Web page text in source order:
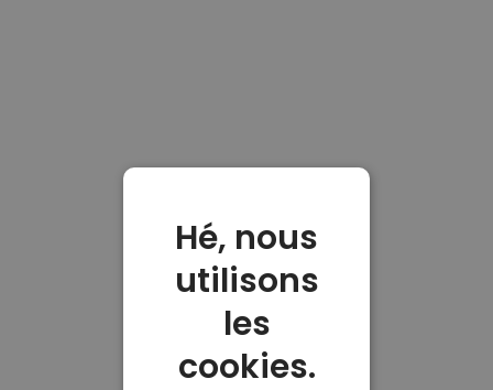
Hé, nous
utilisons
les
cookies.